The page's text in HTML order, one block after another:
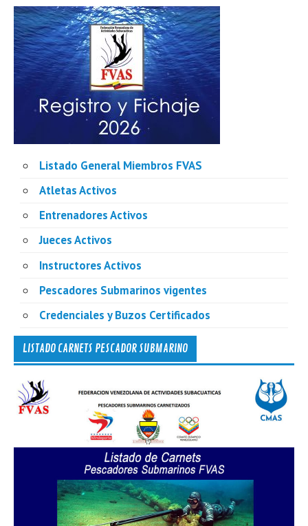
Listado General Miembros FVAS
Atletas Activos
Entrenadores Activos
Jueces Activos
Instructores Activos
Pescadores Submarinos vigentes
Credenciales y Buzos Certificados
LISTADO CARNETS PESCADOR SUBMARINO